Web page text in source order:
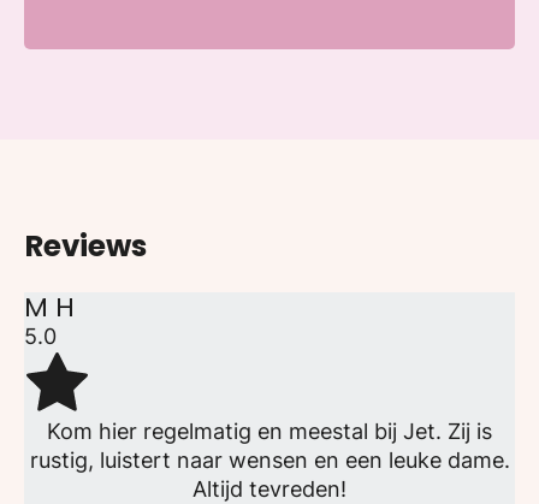
Reviews
M H
5.0
Kom hier regelmatig en meestal bij Jet. Zij is
rustig, luistert naar wensen en een leuke dame.
Altijd tevreden!